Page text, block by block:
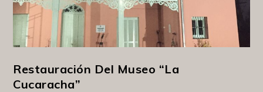
Restauración Del Museo “La
Cucaracha”